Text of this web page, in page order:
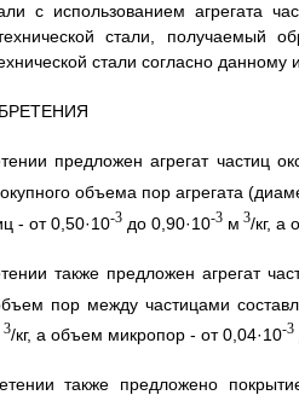
с использованием агрегата
стали, получаемый
стали согласно данному
предложен агрегат частиц
объема пор агрегата
- от 0,50·10-3до 0,90·10-3м 3/кг, а
также предложен агрегат
пор между частицами
3/кг, а объем микропор - от 0,04·10-3
также предложено